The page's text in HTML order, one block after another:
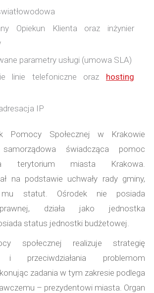
Opiekun Klienta oraz inżynier
parametry usługi (umowa SLA)
linie telefoniczne oraz hosting
IP
Pomocy Społecznej w Krakowie
świadcząca pomoc
terytorium miasta Krakowa.
na podstawie uchwały rady gminy,
statut. Ośrodek nie posiada
działa jako jednostka
status jednostki budżetowej.
społecznej realizuje strategię
i przeciwdziałania problemom
zadania w tym zakresie podlega
– prezydentowi miasta. Organ